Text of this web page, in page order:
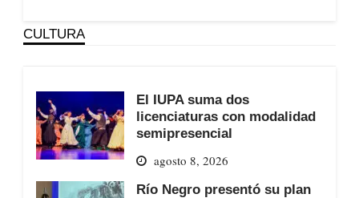
CULTURA
El IUPA suma dos
licenciaturas con modalidad
semipresencial
agosto 8, 2026
Río Negro presentó su plan